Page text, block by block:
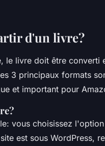
d'un livre?
le livre doit être converti
3 principaux formats
et important pour
vous choisissez
est sous WordPress,